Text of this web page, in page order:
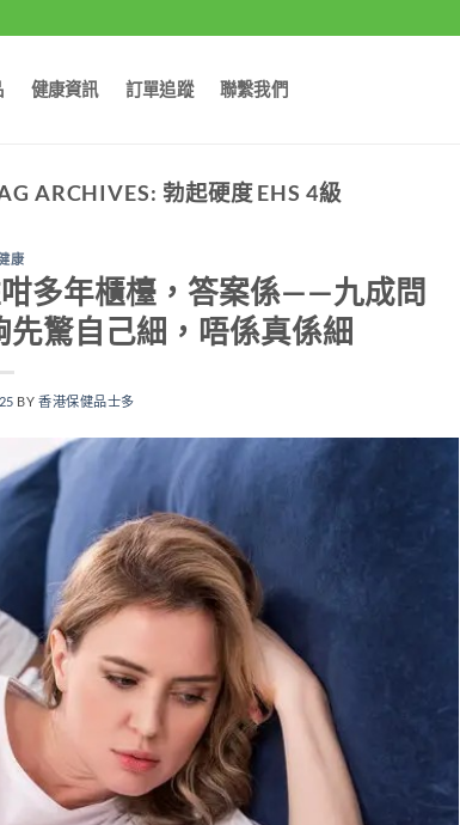
健康資訊 訂單追蹤 聯繫我們
ARCHIVES: 勃起硬度 EHS 4級
康
多年櫃檯，答案係——九成問
驚自己細，唔係真係細
BY香港保健品士多